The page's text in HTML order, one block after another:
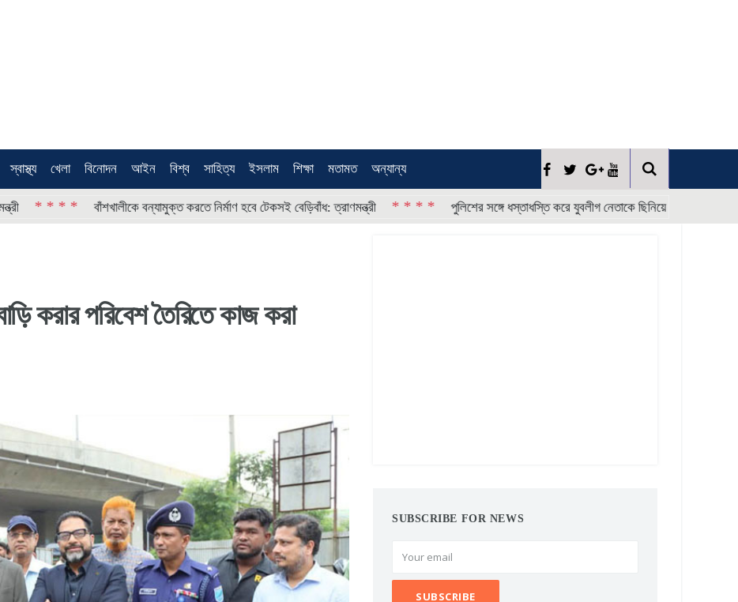
স্বাস্থ্য খেলা বিনোদন আইন বিশ্ব সাহিত্য ইসলাম শিক্ষা মতামত অন্যান্য
* বাঁশখালীকে বন্যামুক্ত করতে নির্মাণ হবে টেকসই বেড়িবাঁধ: ত্রাণমন্ত্রী * * * * পুলিশের সঙ্গে ধস্তাধস্তি করে যুবলীগ নেতাকে ছিনিয়ে নিল কর্মীরা
করার পরিবেশ তৈরিতে কাজ করা
SUBSCRIBE FOR NEWS